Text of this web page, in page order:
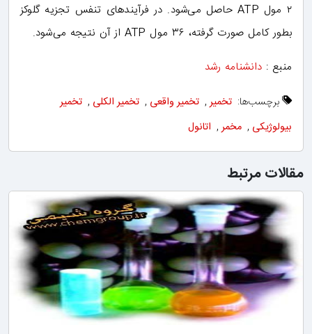
۲ مول ATP حاصل می‌شود. در فرآیندهای تنفس تجزیه گلوکز
بطور کامل صورت گرفته، ۳۶ مول ATP از آن نتیجه می‌شود.
منبع : دانشنامه رشد
برچسب‌ها: تخمیر , تخمیر واقعی , تخمیر الکلی , تخمیر
بیولوژیکی , مخمر , اتانول
مقالات مرتبط